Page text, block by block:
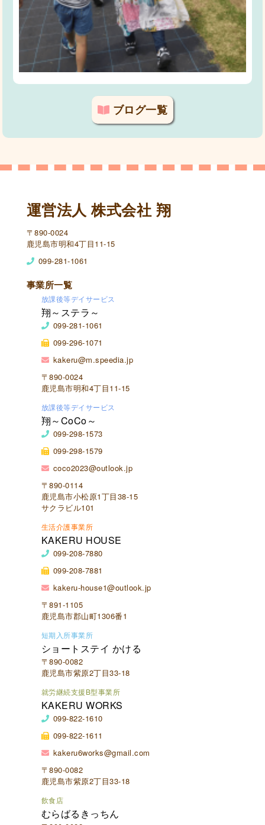
ブログ一覧
運営法人 株式会社 翔
〒890-0024
鹿児島市明和4丁目11-15
099-281-1061
事業所一覧
放課後等デイサービス
翔～ステラ～
099-281-1061
099-296-1071
kakeru@m.speedia.jp
〒890-0024
鹿児島市明和4丁目11-15
放課後等デイサービス
翔～CoCo～
099-298-1573
099-298-1579
coco2023@outlook.jp
〒890-0114
鹿児島市小松原1丁目38-15
サクラビル101
生活介護事業所
KAKERU HOUSE
099-208-7880
099-208-7881
kakeru-house1@outlook.jp
〒891-1105
鹿児島市郡山町1306番1
短期入所事業所
ショートステイ かける
〒890-0082
鹿児島市紫原2丁目33-18
就労継続支援B型事業所
KAKERU WORKS
099-822-1610
099-822-1611
kakeru6works@gmail.com
〒890-0082
鹿児島市紫原2丁目33-18
飲食店
むらばるきっちん